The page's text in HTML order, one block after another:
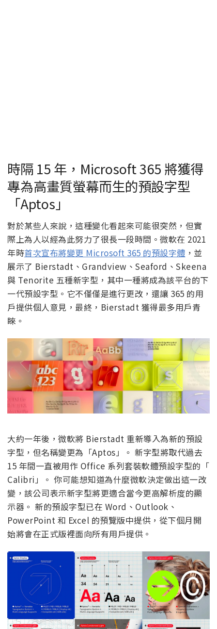
時隔 15 年，Microsoft 365 將獲得
專為高畫質螢幕而生的預設字型
「Aptos」
對於某些人來說，這種變化看起來可能很突然，但實
際上為人以經為此努力了很長一段時間。微軟在 2021
年時首次宣布將變更 Microsoft 365 的預設字體 ，並
展示了 Bierstadt、Grandview、Seaford、Skeena
與 Tenorite 五種新字型，其中一種將成為該平台的下
一代預設字型。它不僅僅是進行更改，還讓 365 的用
戶提供個人意見，最終，Bierstadt 獲得最多用戶青
睞。
大約一年後，微軟將 Bierstadt 重新導入為新的預設
字型，但名稱變更為「Aptos」。 新字型將取代過去
15 年間一直被用作 Office 系列套裝軟體預設字型的「
Calibri」。 你可能想知道為什麼微軟決定做出這一改
變，該公司表示新字型將更適合當今更高解析度的顯
示器。 新的預設字型已在 Word、Outlook、
PowerPoint 和 Excel 的預覽版中提供，從下個月開
始將會在正式版裡面向所有用戶提供。